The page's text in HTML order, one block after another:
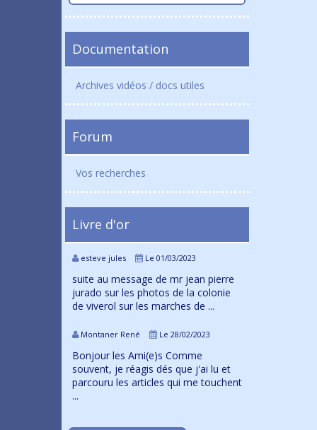
Documentation
Archives vidéos / docs utiles
Forum
Vos recherches
Livre d'or
esteve jules Le 01/03/2023
suite au message de mr jean pierre
jurado sur les photos de la colonie
de viverol sur les marches de ...
Montaner René Le 28/02/2023
Bonjour les Ami(e)s Comme
souvent, je réagis dés que j'ai lu et
parcouru les articles qui me touchent
...